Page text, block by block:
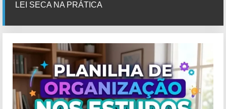
LEI SECA NA PRÁTICA